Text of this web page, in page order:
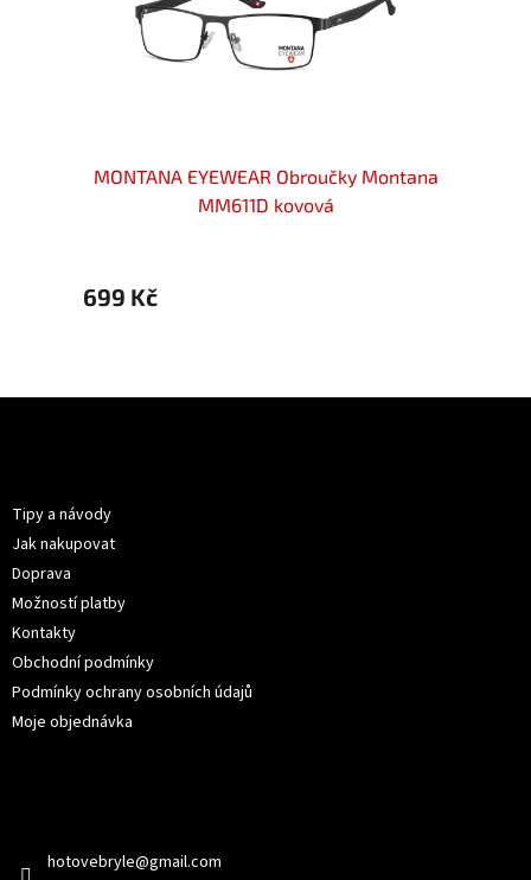
MONTANA EYEWEAR Obroučky Montana
MM611D kovová
699 Kč
Tipy a návody
Jak nakupovat
Doprava
Možností platby
Kontakty
Obchodní podmínky
Podmínky ochrany osobních údajů
Moje objednávka
hotovebryle@gmail.com